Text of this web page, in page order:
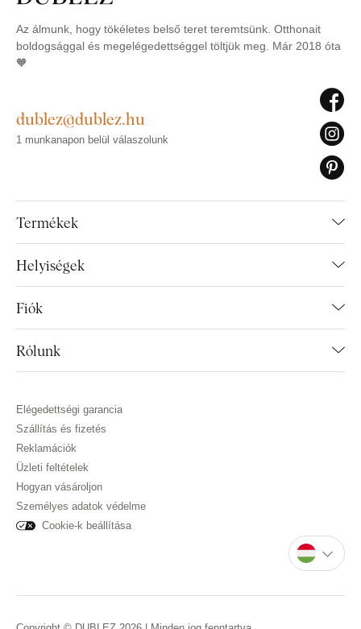
Az álmunk, hogy tökéletes belső teret teremtsünk. Otthonait
boldogsággal és megelégedettséggel töltjük meg. Már 2018 óta
🧡
Termékek
Helyiségek
Fiók
Rólunk
dublez@dublez.hu
1 munkanapon belül válaszolunk
Elégedettségi garancia
Szállítás és fizetés
Reklamációk
Üzleti feltételek
Hogyan vásároljon
Személyes adatok védelme
Cookie-k beállítása